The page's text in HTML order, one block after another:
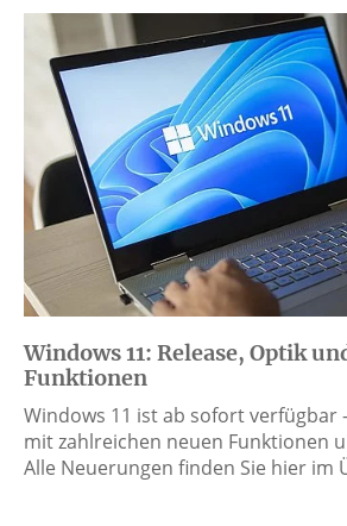
Windows 11: Release, Optik
Funktionen
Windows 11 ist ab sofort verfügbar
mit zahlreichen neuen Funktionen
Alle Neuerungen finden Sie hier im